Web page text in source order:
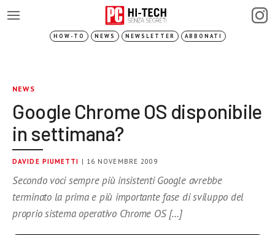
HOW-TO NEWS NEWSLETTER ABBONATI
NEWS
Google Chrome OS disponibile
in settimana?
DAVIDE PIUMETTI | 16 NOVEMBRE 2009
Secondo voci sempre più insistenti Google avrebbe
terminato la prima e più importante fase di sviluppo del
proprio sistema operativo Chrome OS […]